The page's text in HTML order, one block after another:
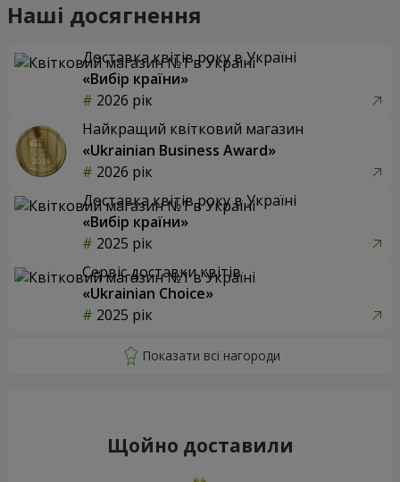
Наші досягнення
Доставка квітів року в Україні
«Вибір країни»
2026 рік
Найкращий квітковий магазин
«Ukrainian Business Award»
2026 рік
Доставка квітів року в Україні
«Вибір країни»
2025 рік
Сервіс доставки квітів
«Ukrainian Choice»
2025 рік
Щойно доставили